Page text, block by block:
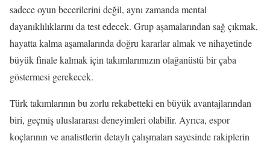
sadece oyun becerilerini değil, aynı zamanda mental
dayanıklılıklarını da test edecek. Grup aşamalarından sağ çıkmak,
hayatta kalma aşamalarında doğru kararlar almak ve nihayetinde
büyük finale kalmak için takımlarımızın olağanüstü bir çaba
göstermesi gerekecek.
Türk takımlarının bu zorlu rekabetteki en büyük avantajlarından
biri, geçmiş uluslararası deneyimleri olabilir. Ayrıca, espor
koçlarının ve analistlerin detaylı çalışmaları sayesinde rakiplerin